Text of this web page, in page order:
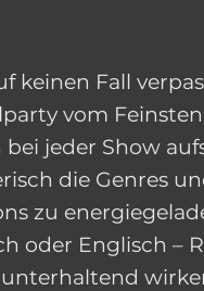
keinen Fall
vom
jeder Show
die Genres
zu
oder Englisch